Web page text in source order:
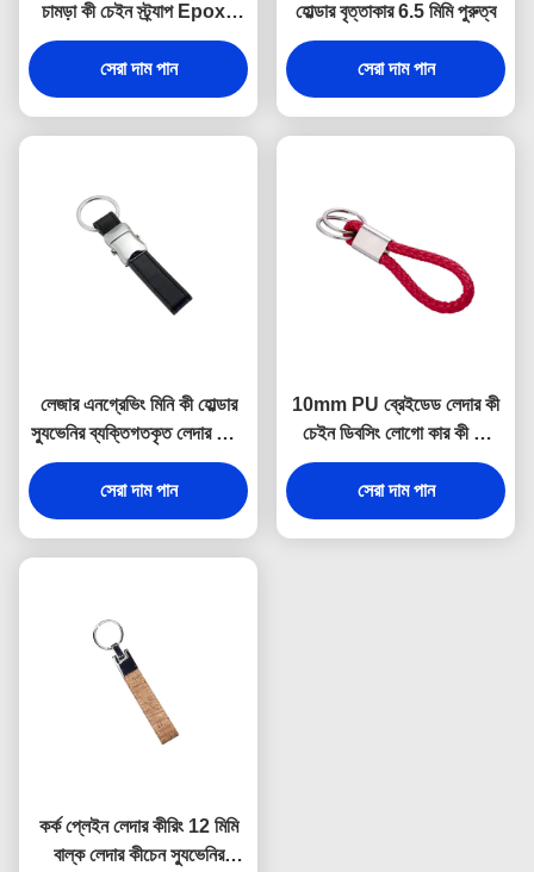
চামড়া কী চেইন স্ট্র্যাপ Epoxy
Doming
সেরা দাম পান
হোল্ডার বৃত্তাকার 6.5 মিমি পুরুত্ব
সেরা দাম পান
লেজার এনগ্রেভিং মিনি কী হোল্ডার
স্যুভেনির ব্যক্তিগতকৃত লেদার কীরিং
9 মিমি পুরুত্ব
সেরা দাম পান
10mm PU ব্রেইডেড লেদার কী
চেইন ডিবসিং লোগো কার কী রিং
হোল্ডার
সেরা দাম পান
কর্ক প্লেইন লেদার কীরিং 12 মিমি
বাল্ক লেদার কীচেন স্যুভেনির